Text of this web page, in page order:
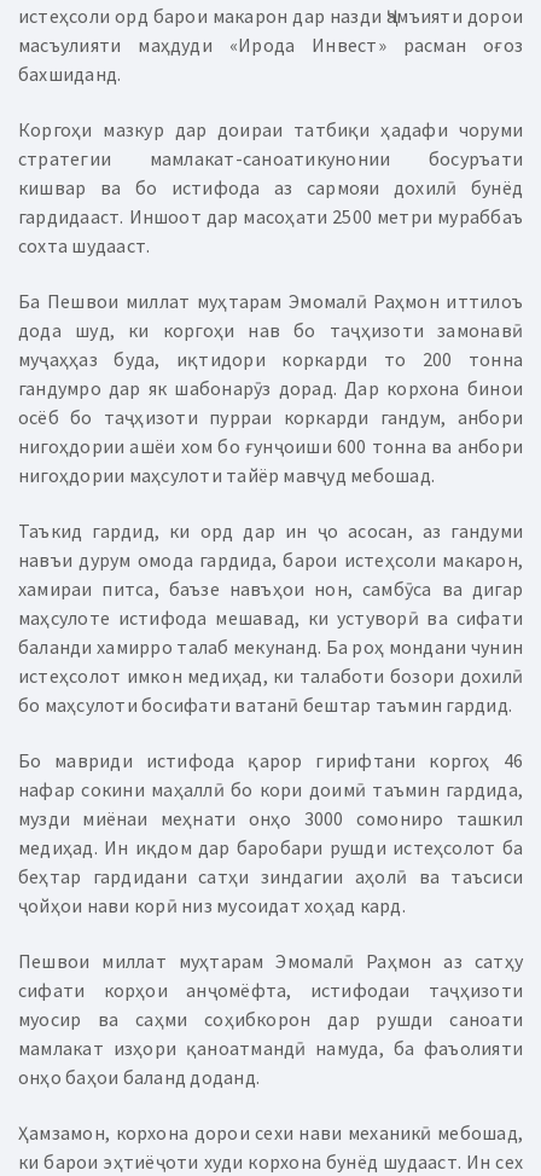
истеҳсоли орд барои макарон дар назди Ҷамъияти дорои
масъулияти маҳдуди «Ирода Инвест» расман оғоз
бахшиданд.
Коргоҳи мазкур дар доираи татбиқи ҳадафи чоруми
стратегии мамлакат-саноатикунонии босуръати
кишвар ва бо истифода аз сармояи дохилӣ бунёд
гардидааст. Иншоот дар масоҳати 2500 метри мураббаъ
сохта шудааст.
Ба Пешвои миллат муҳтарам Эмомалӣ Раҳмон иттилоъ
дода шуд, ки коргоҳи нав бо таҷҳизоти замонавӣ
муҷаҳҳаз буда, иқтидори коркарди то 200 тонна
гандумро дар як шабонарӯз дорад. Дар корхона бинои
осёб бо таҷҳизоти пурраи коркарди гандум, анбори
нигоҳдории ашёи хом бо ғунҷоиши 600 тонна ва анбори
нигоҳдории маҳсулоти тайёр мавҷуд мебошад.
Таъкид гардид, ки орд дар ин ҷо асосан, аз гандуми
навъи дурум омода гардида, барои истеҳсоли макарон,
хамираи питса, баъзе навъҳои нон, самбӯса ва дигар
маҳсулоте истифода мешавад, ки устуворӣ ва сифати
баланди хамирро талаб мекунанд. Ба роҳ мондани чунин
истеҳсолот имкон медиҳад, ки талаботи бозори дохилӣ
бо маҳсулоти босифати ватанӣ бештар таъмин гардид.
Бо мавриди истифода қарор гирифтани коргоҳ 46
нафар сокини маҳаллӣ бо кори доимӣ таъмин гардида,
музди миёнаи меҳнати онҳо 3000 сомониро ташкил
медиҳад. Ин иқдом дар баробари рушди истеҳсолот ба
беҳтар гардидани сатҳи зиндагии аҳолӣ ва таъсиси
ҷойҳои нави корӣ низ мусоидат хоҳад кард.
Пешвои миллат муҳтарам Эмомалӣ Раҳмон аз сатҳу
сифати корҳои анҷомёфта, истифодаи таҷҳизоти
муосир ва саҳми соҳибкорон дар рушди саноати
мамлакат изҳори қаноатмандӣ намуда, ба фаъолияти
онҳо баҳои баланд доданд.
Ҳамзамон, корхона дорои сехи нави механикӣ мебошад,
ки барои эҳтиёҷоти худи корхона бунёд шудааст. Ин сех